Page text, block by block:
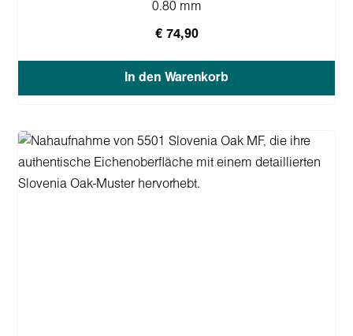
0.80 mm
€ 74,90
In den Warenkorb